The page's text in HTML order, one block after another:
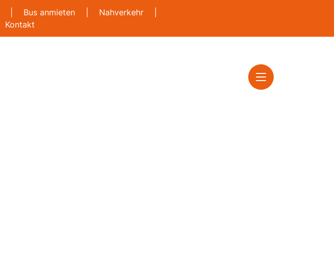
Bus anmieten Nahverkehr
Kontakt